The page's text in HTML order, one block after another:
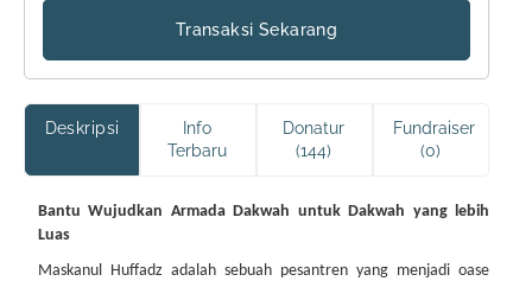
Transaksi Sekarang
Deskripsi
Info
Terbaru
Donatur
(144)
Fundraiser
(0)
Bantu Wujudkan Armada Dakwah untuk Dakwah yang lebih
Luas
Maskanul Huffadz adalah sebuah pesantren yang menjadi oase